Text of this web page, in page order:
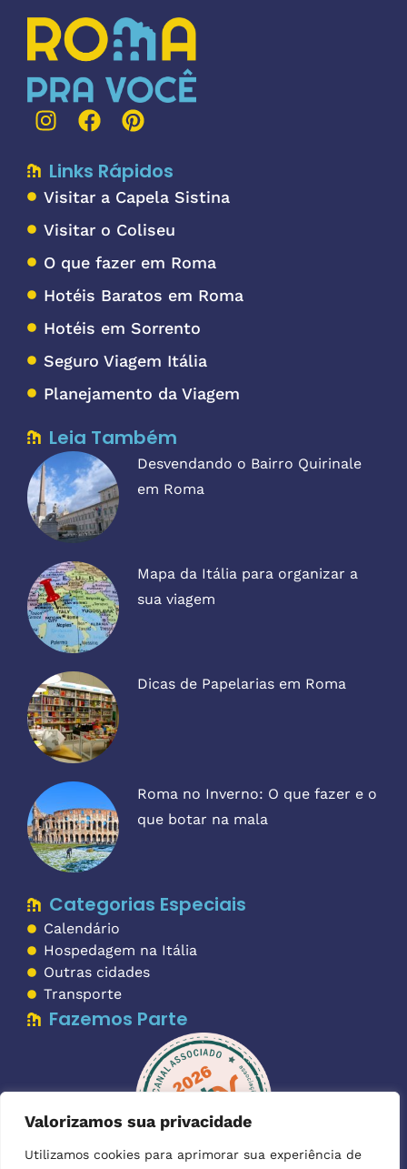
Valorizamos sua privacidade
Utilizamos cookies para aprimorar sua experiência de
Links Rápidos
Visitar a Capela Sistina
Visitar o Coliseu
O que fazer em Roma
Hotéis Baratos em Roma
Hotéis em Sorrento
Seguro Viagem Itália
Planejamento da Viagem
Leia Também
Desvendando o Bairro Quirinale
em Roma
Mapa da Itália para organizar a
sua viagem
Dicas de Papelarias em Roma
Roma no Inverno: O que fazer e o
que botar na mala
Categorias Especiais
Calendário
Hospedagem na Itália
Outras cidades
Transporte
Fazemos Parte